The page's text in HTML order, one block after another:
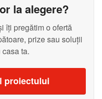
la alegere?
îți pregătim o ofertă
prize sau soluții
ta.
proiectului